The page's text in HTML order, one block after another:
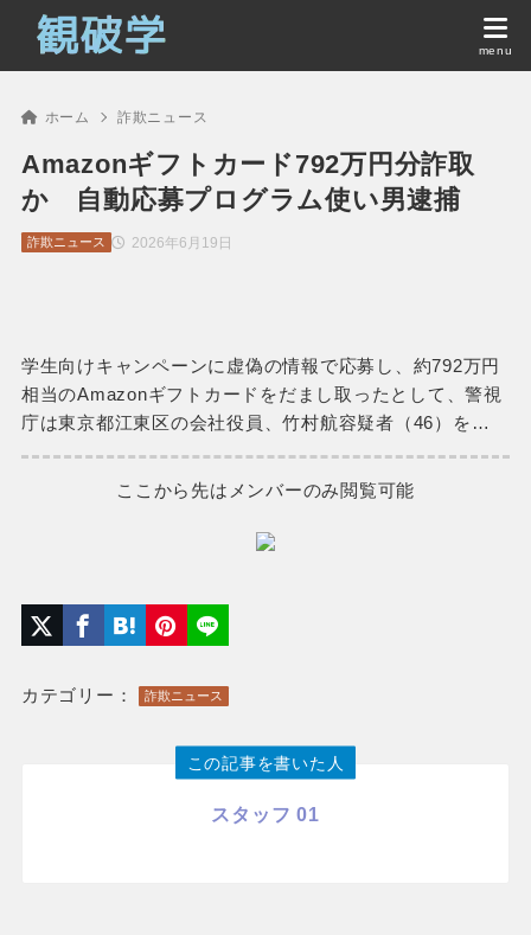
ホーム 詐欺ニュース
Amazonギフトカード792万円分詐取
か 自動応募プログラム使い男逮捕
2026年6月19日
詐欺ニュース
学生向けキャンペーンに虚偽の情報で応募し、約792万円
相当のAmazonギフトカードをだまし取ったとして、警視
庁は東京都江東区の会社役員、竹村航容疑者（46）を…
ここから先はメンバーのみ閲覧可能
カテゴリー： 詐欺ニュース
この記事を書いた人
スタッフ 01